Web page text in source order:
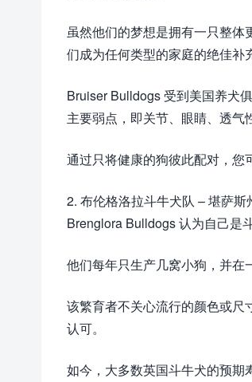
虽然他们的梦想是拥有一只整
们成为任何类型的家庭的绝佳补
Bruiser Bulldogs 受到美国养犬
主要弱点，即关节、眼睛、透气
通过只将健康的狗彼此配对，您
2. 布伦格洛拉斗牛犬队 – 堪萨斯
Brenglora Bulldogs 认为自己是
他们每年只生产几窝小狗，并在
该繁育者不关心流行的颜色或尺
认可。
如今，大多数英国斗牛犬的预期